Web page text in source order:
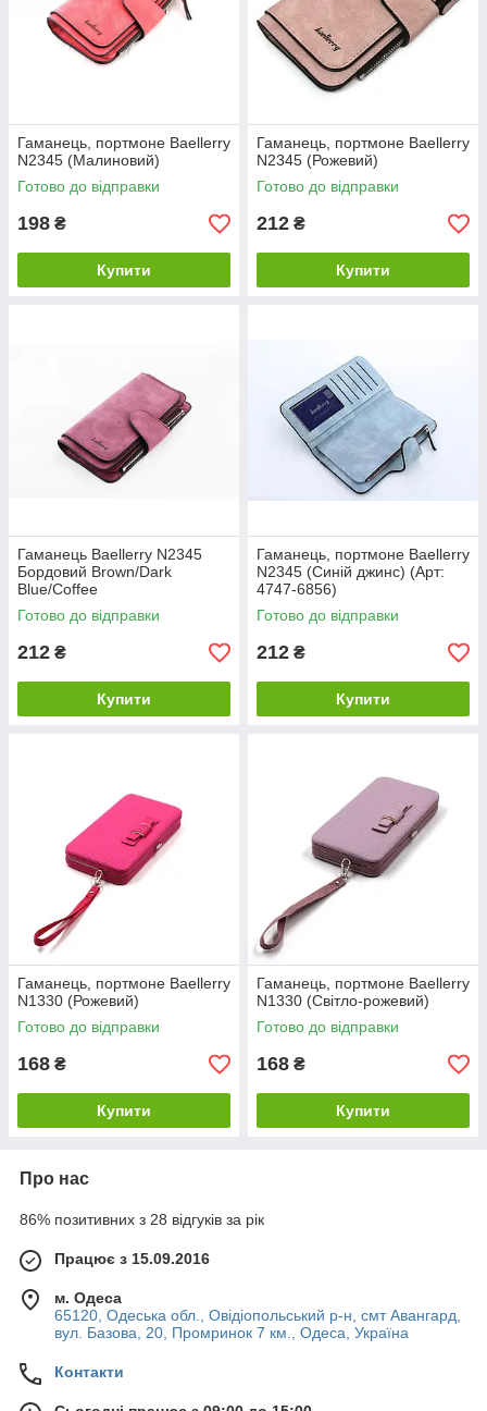
Гаманець, портмоне Baellerry
N2345 (Малиновий)
Готово до відправки
198 ₴
Купити
Гаманець, портмоне Baellerry
N2345 (Рожевий)
Готово до відправки
212 ₴
Купити
Гаманець Baellerry N2345
Бордовий Brown/Dark
Blue/Coffee
Готово до відправки
212 ₴
Купити
Гаманець, портмоне Baellerry
N2345 (Синій джинс) (Арт:
4747-6856)
Готово до відправки
212 ₴
Купити
Гаманець, портмоне Baellerry
N1330 (Рожевий)
Готово до відправки
168 ₴
Купити
Гаманець, портмоне Baellerry
N1330 (Світло-рожевий)
Готово до відправки
168 ₴
Купити
Про нас
86% позитивних з 28 відгуків за рік
Працює з 15.09.2016
м. Одеса
65120, Одеська обл., Овідіопольський р-н, смт Авангард,
вул. Базова, 20, Промринок 7 км., Одеса, Україна
Контакти